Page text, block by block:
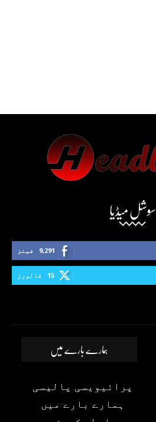
سوشل میڈیا
9,291 فینز
15 فالورز
ہمارے بارے میں
پرائیویسی پالیسی
ہمارے بارے میں